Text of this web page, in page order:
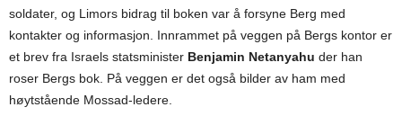
soldater, og Limors bidrag til boken var å forsyne Berg med
kontakter og informasjon. Innrammet på veggen på Bergs kontor er
et brev fra Israels statsminister Benjamin Netanyahu der han
roser Bergs bok. På veggen er det også bilder av ham med
høytstående Mossad-ledere.